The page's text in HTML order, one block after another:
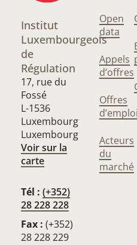
Institut
Luxembourgeois
de
Régulation
17, rue du
Fossé
L-1536
Luxembourg
Luxembourg
Voir sur la
carte
Tél : (+352)
28 228 228
Fax : (+352)
28 228 229
Open
data
Appels
d’offres
Offres
d’emploi
Acteurs
du
marché